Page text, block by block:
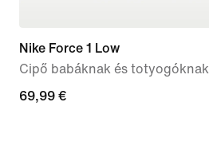
Nike Force 1 Low
Cipő babáknak és totyogóknak
69,99
69,99 €